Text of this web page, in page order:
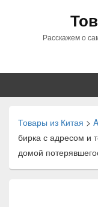
Расскажем о
Товары из Китая >
бирка с адресом и
домой